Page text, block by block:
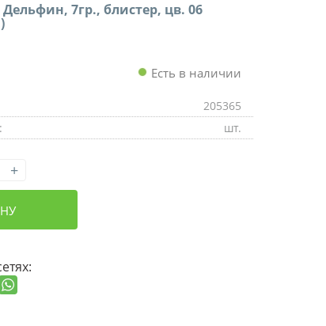
Дельфин, 7гр., блистер, цв. 06
Есть в наличии
205365
шт.
+